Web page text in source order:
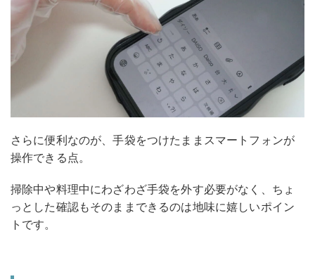
さらに便利なのが、手袋をつけたままスマートフォンが
操作できる点。
掃除中や料理中にわざわざ手袋を外す必要がなく、ちょ
っとした確認もそのままできるのは地味に嬉しいポイン
トです。